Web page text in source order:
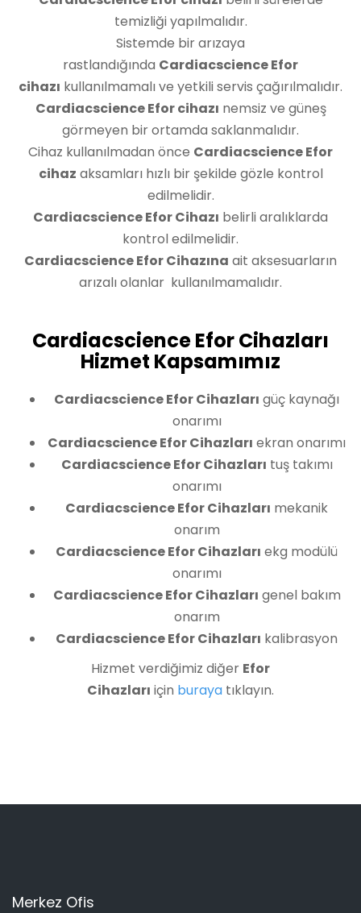
temizliği yapılmalıdır.
Sistemde bir arızaya
rastlandığında Cardiacscience Efor
cihazı kullanılmamalı ve yetkili servis çağırılmalıdır.
Cardiacscience Efor cihazı nemsiz ve güneş
görmeyen bir ortamda saklanmalıdır.
Cihaz kullanılmadan önce Cardiacscience Efor
cihaz aksamları hızlı bir şekilde gözle kontrol
edilmelidir.
Cardiacscience Efor Cihazı belirli aralıklarda
kontrol edilmelidir.
Cardiacscience Efor Cihazına ait aksesuarların
arızalı olanlar kullanılmamalıdır.
Cardiacscience Efor Cihazları
Hizmet Kapsamımız
Cardiacscience Efor Cihazları güç kaynağı
onarımı
Cardiacscience Efor Cihazları ekran onarımı
Cardiacscience Efor Cihazları tuş takımı
onarımı
Cardiacscience Efor Cihazları mekanik
onarım
Cardiacscience Efor Cihazları ekg modülü
onarımı
Cardiacscience Efor Cihazları genel bakım
onarım
Cardiacscience Efor Cihazları kalibrasyon
Hizmet verdiğimiz diğer Efor
Cihazları için buraya tıklayın.
Merkez Ofis